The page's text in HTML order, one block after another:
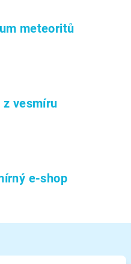
meteoritů
vesmíru
e-shop